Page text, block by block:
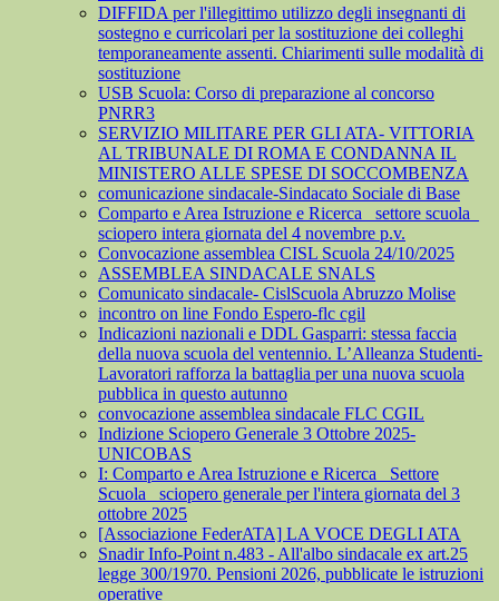
DIFFIDA per l'illegittimo utilizzo degli insegnanti di
sostegno e curricolari per la sostituzione dei colleghi
temporaneamente assenti. Chiarimenti sulle modalità di
sostituzione
USB Scuola: Corso di preparazione al concorso
PNRR3
SERVIZIO MILITARE PER GLI ATA- VITTORIA
AL TRIBUNALE DI ROMA E CONDANNA IL
MINISTERO ALLE SPESE DI SOCCOMBENZA
comunicazione sindacale-Sindacato Sociale di Base
Comparto e Area Istruzione e Ricerca_ settore scuola_
sciopero intera giornata del 4 novembre p.v.
Convocazione assemblea CISL Scuola 24/10/2025
ASSEMBLEA SINDACALE SNALS
Comunicato sindacale- CislScuola Abruzzo Molise
incontro on line Fondo Espero-flc cgil
Indicazioni nazionali e DDL Gasparri: stessa faccia
della nuova scuola del ventennio. L’Alleanza Studenti-
Lavoratori rafforza la battaglia per una nuova scuola
pubblica in questo autunno
convocazione assemblea sindacale FLC CGIL
Indizione Sciopero Generale 3 Ottobre 2025-
UNICOBAS
I: Comparto e Area Istruzione e Ricerca_ Settore
Scuola_ sciopero generale per l'intera giornata del 3
ottobre 2025
[Associazione FederATA] LA VOCE DEGLI ATA
Snadir Info-Point n.483 - All'albo sindacale ex art.25
legge 300/1970. Pensioni 2026, pubblicate le istruzioni
operative